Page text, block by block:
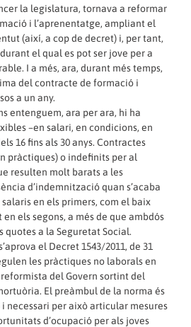
la legislatura, tornava a reformar
i l’aprenentatge, ampliant el
(així, a cop de decret) i, per tant,
el qual es pot ser jove per a
I a més, ara, durant més temps,
del contracte de formació i
a un any.
entenguem, ara per ara, hi ha
–en salari, en condicions, en
16 fins als 30 anys. Contractes
pràctiques) o indefinits per al
resulten molt barats a les
d’indemnització quan s’acaba
en els primers, com el baix
els segons, a més de que ambdós
quotes a la Seguretat Social.
el Decret 1543/2011, de 31
les pràctiques no laborals en
del Govern sortint del
El preàmbul de la norma és
necessari per això articular mesures
d’ocupació per als joves